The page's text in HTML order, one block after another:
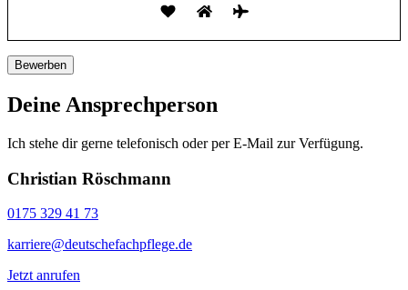
Deine Ansprechperson
Ich stehe dir gerne telefonisch oder per E-Mail zur Verfügung.
Christian Röschmann
0175 329 41 73
karriere@deutschefachpflege.de
Jetzt anrufen